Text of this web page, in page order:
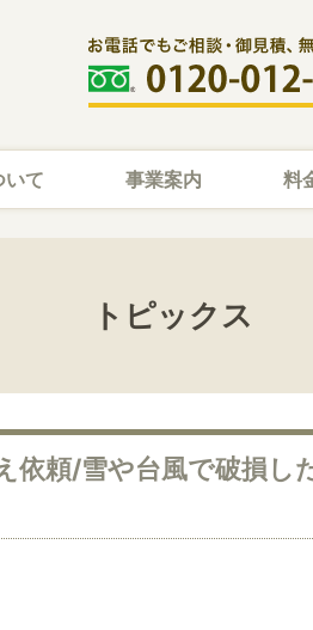
いて 事業案内 料
トピックス
依頼/雪や台風で破損し